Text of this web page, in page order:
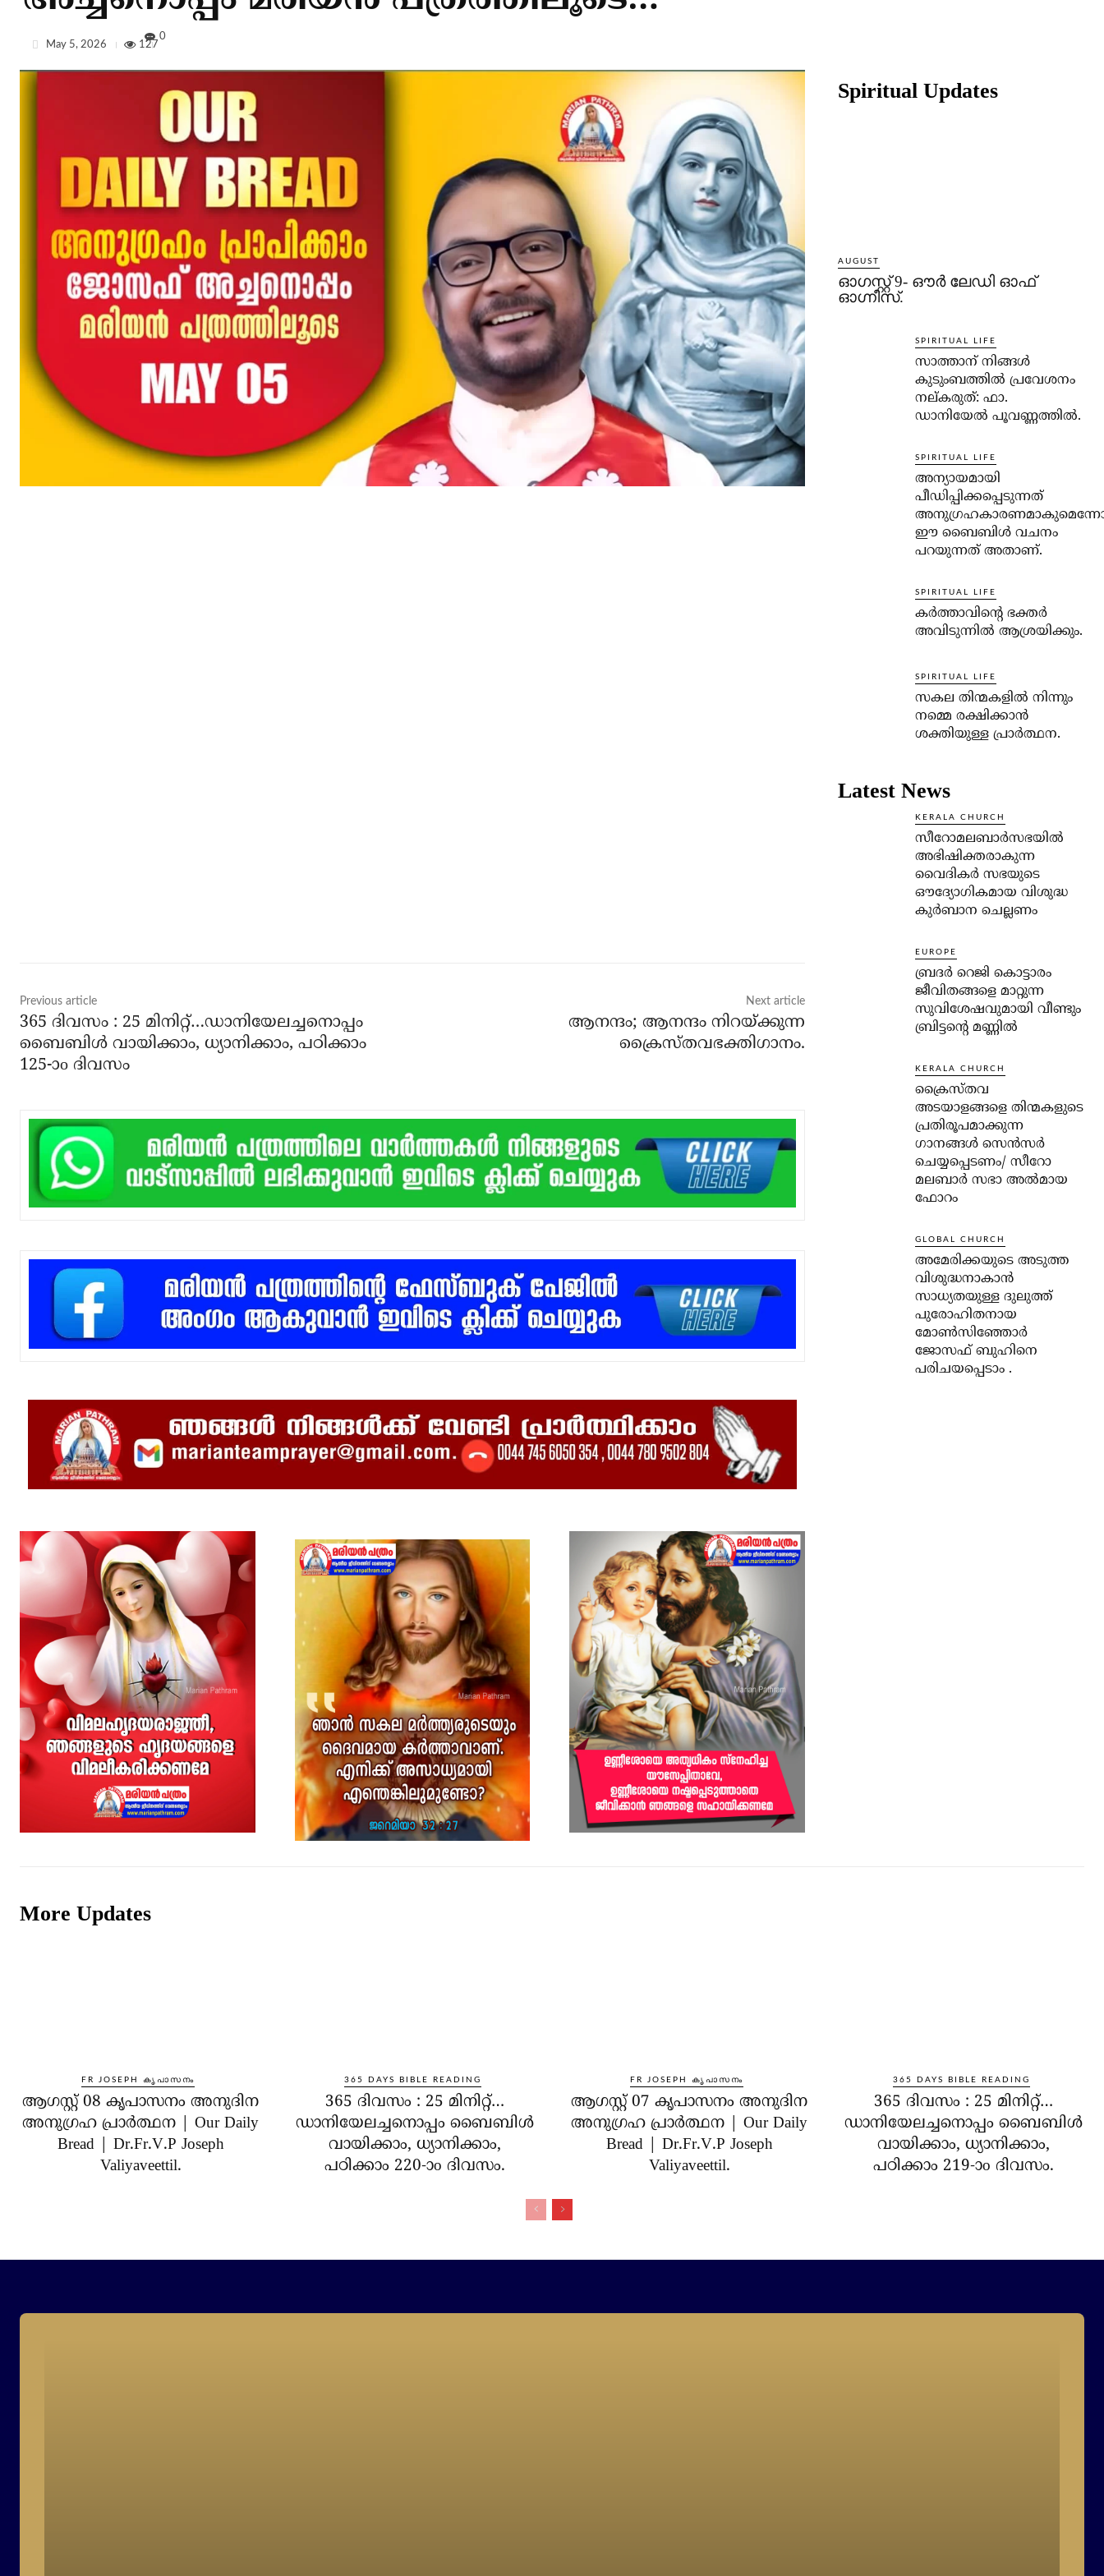
May 5, 2026 127
0
Previous article
365 ദിവസം : 25 മിനിറ്റ്…ഡാനിയേലച്ചനൊപ്പം
ബൈബിൾ വായിക്കാം, ധ്യാനിക്കാം, പഠിക്കാം
125-ാo ദിവസം
Next article
ആനന്ദം; ആനന്ദം നിറയ്ക്കുന്ന
ക്രൈസ്തവഭക്തിഗാനം.
Spiritual Updates
AUGUST
ഓഗസ്റ്റ് 9- ഔര്‍ ലേഡി ഓഫ്
ഓഗ്നീസ്.
SPIRITUAL LIFE
സാത്താന് നിങ്ങള്‍
കുടുംബത്തില്‍ പ്രവേശനം
നല്കരുത്: ഫാ.
ഡാനിയേല്‍ പൂവണ്ണത്തില്‍.
SPIRITUAL LIFE
അന്യായമായി
പീഡിപ്പിക്കപ്പെടുന്നത്
ഈ ബൈബിള്‍ വചനം
പറയുന്നത് അതാണ്.
SPIRITUAL LIFE
കര്‍ത്താവിന്റെ ഭക്തര്‍
അവിടുന്നില്‍ ആശ്രയിക്കും.
SPIRITUAL LIFE
സകല തിന്മകളില്‍ നിന്നും
നമ്മെ രക്ഷിക്കാന്‍
ശക്തിയുള്ള പ്രാര്‍ത്ഥന.
Latest News
KERALA CHURCH
സീറോമലബാർസഭയിൽ
അഭിഷിക്തരാകുന്ന
വൈദികർ സഭയുടെ
ഔദ്യോഗികമായ വിശുദ്ധ
കുർബാന ചെല്ലണം
EUROPE
ബ്രദർ റെജി കൊട്ടാരം
ജീവിതങ്ങളെ മാറ്റുന്ന
സുവിശേഷവുമായി വീണ്ടും
ബ്രിട്ടന്റെ മണ്ണിൽ
KERALA CHURCH
ക്രൈസ്തവ
അടയാളങ്ങളെ തിന്മകളുടെ
പ്രതിരൂപമാക്കുന്ന
ഗാനങ്ങൾ സെൻസർ
ചെയ്യപ്പെടണം/ സീറോ
മലബാർ സഭാ അൽമായ
ഫോറം
GLOBAL CHURCH
അമേരിക്കയുടെ അടുത്ത
വിശുദ്ധനാകാൻ
സാധ്യതയുള്ള ദുലുത്ത്
പുരോഹിതനായ
മോൺസിഞ്ഞോർ
ജോസഫ് ബുഹിനെ
പരിചയപ്പെടാം .
More Updates
FR JOSEPH കൃപാസനം
ആഗസ്റ്റ് 08 കൃപാസനം അനുദിന
അനുഗ്രഹ പ്രാർത്ഥന | Our Daily
Bread | Dr.Fr.V.P Joseph
Valiyaveettil.
365 DAYS BIBLE READING
365 ദിവസം : 25 മിനിറ്റ്…
ഡാനിയേലച്ചനൊപ്പം ബൈബിൾ
വായിക്കാം, ധ്യാനിക്കാം,
പഠിക്കാം 220-ാo ദിവസം.
FR JOSEPH കൃപാസനം
ആഗസ്റ്റ് 07 കൃപാസനം അനുദിന
അനുഗ്രഹ പ്രാർത്ഥന | Our Daily
Bread | Dr.Fr.V.P Joseph
Valiyaveettil.
365 DAYS BIBLE READING
365 ദിവസം : 25 മിനിറ്റ്…
ഡാനിയേലച്ചനൊപ്പം ബൈബിൾ
വായിക്കാം, ധ്യാനിക്കാം,
പഠിക്കാം 219-ാo ദിവസം.